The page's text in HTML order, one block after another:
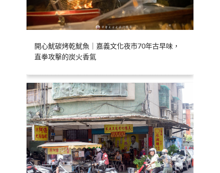
開心魷碳烤乾魷魚｜嘉義文化夜市70年古早味，
直拳攻擊的炭火香氣